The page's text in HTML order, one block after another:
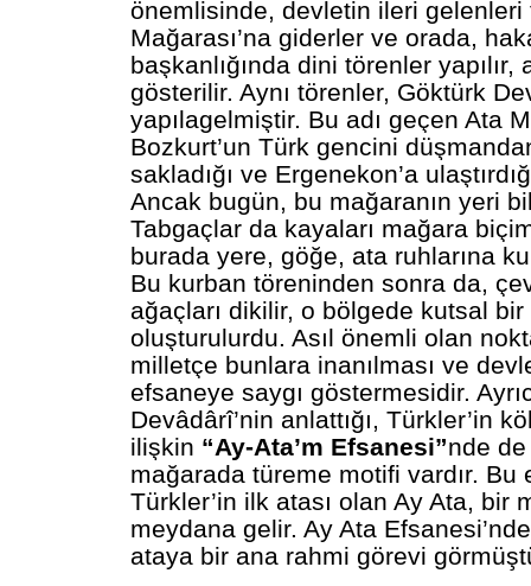
önemlisinde, devletin ileri gelenleri
Mağarası’na giderler ve orada,
başkanlığında dini törenler yapılır,
gösterilir. Aynı törenler, Göktürk
yapılagelmiştir. Bu adı geçen Ata
Bozkurt’un Türk gencini
sakladığı ve Ergenekon’a
Ancak bugün, bu mağaranın yeri
Tabgaçlar da kayaları mağara
burada yere, göğe, ata ruhlarına
Bu kurban töreninden sonra da,
ağaçları dikilir, o bölgede kutsal
oluşturulurdu. Asıl önemli olan
milletçe bunlara inanılması ve
efsaneye saygı göstermesidir.
Devâdârî’nin anlattığı, Türkler’in
ilişkin “Ay-Ata’m Efsanesi”nde
mağarada türeme motifi vardır. Bu
Türkler’in ilk atası olan Ay Ata, bir
meydana gelir. Ay Ata
ataya bir ana rahmi görevi